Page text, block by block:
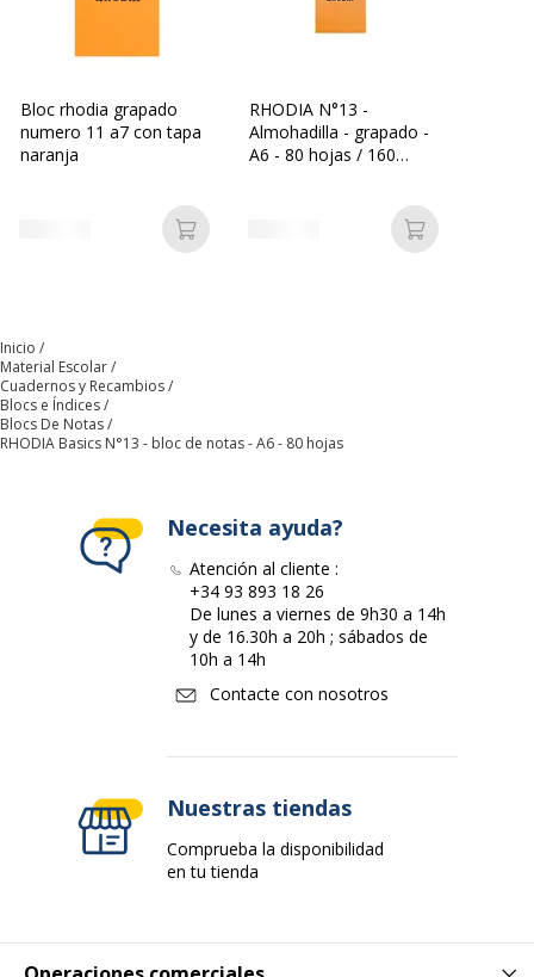
80 Hoja(s)
Tipo de regla Cuadriculado (5 mm)
Cuadros pequeños
Categoría de color
Color del exterior Blanco
Características ambientales
Características ambientales
Sí
Datos de identificación
Marca
Bloc rhodia grapado
numero 11 a7 con tapa
naranja
Añadir a la cesta
RHODIA N°13 -
Almohadilla - grapado -
A6 - 80 hojas / 160
cuadriculado - naranja
Añadir a la
Inicio
Material Escolar
Cuadernos y Recambios
Blocs e Índices
Blocs De Notas
RHODIA Basics N°13 - bloc de notas - A6 - 80 hojas
Necesita ayuda?
Atención al cliente :
+34 93 893 18 26
De lunes a viernes de 9h30 a 14h
y de 16.30h a 20h ; sábados de
10h a 14h
Contacte con nosotros
Nuestras tiendas
Comprueba la disponibilidad
en tu tienda